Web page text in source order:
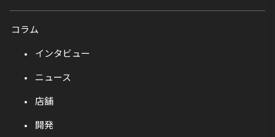
コラム
インタビュー
ニュース
店舗
開発